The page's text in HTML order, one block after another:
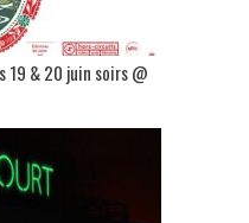
19 & 20 juin soirs @